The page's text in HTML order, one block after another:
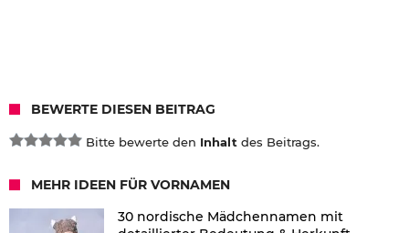
BEWERTE DIESEN BEITRAG
Bitte bewerte den Inhalt des Beitrags.
MEHR IDEEN FÜR VORNAMEN
30 nordische Mädchennamen mit